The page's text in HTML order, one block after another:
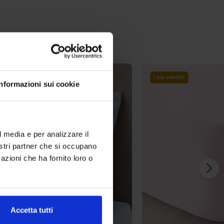
sui cookie
e per analizzare il
partner che si occupano
che ha fornito loro o
Accetta tutti
- 29%